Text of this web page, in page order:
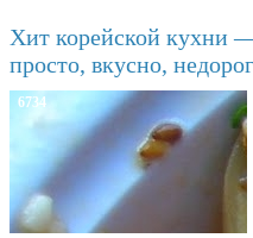
Хит корейской кухни
просто, вкусно,
6734